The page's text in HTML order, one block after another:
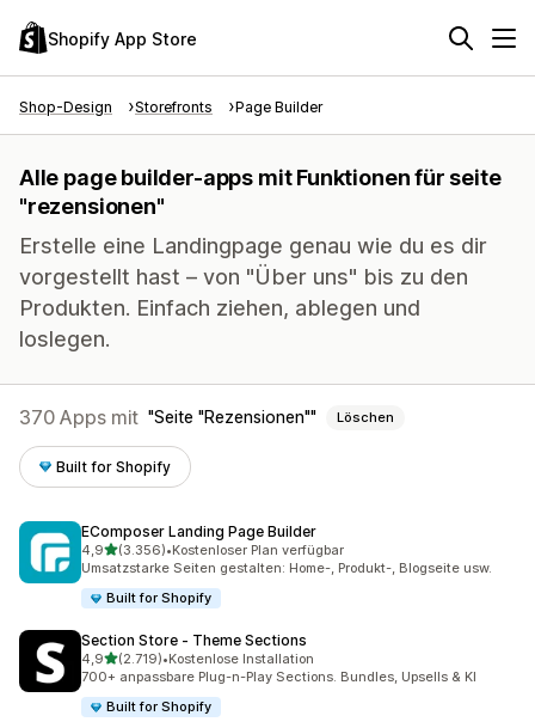
Shopify App Store
Shop-Design Storefronts Page Builder
Alle page builder-apps mit Funktionen für seite
"rezensionen"
Erstelle eine Landingpage genau wie du es dir
vorgestellt hast – von "Über uns" bis zu den
Produkten. Einfach ziehen, ablegen und
loslegen.
370 Apps mit Seite "Rezensionen" Löschen
Built for Shopify
EComposer Landing Page Builder
4,9von 5 Sternen
(3.356)
3356 Rezensionen insgesamt
•Kostenloser Plan verfügbar
Umsatzstarke Seiten gestalten: Home-, Produkt-, Blogseite usw.
Built for Shopify
Section Store ‑ Theme Sections
4,9von 5 Sternen
(2.719)
2719 Rezensionen insgesamt
•Kostenlose Installation
700+ anpassbare Plug-n-Play Sections. Bundles, Upsells & KI
Built for Shopify